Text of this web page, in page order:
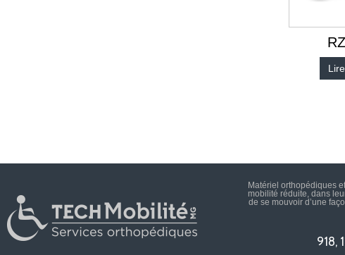
Matériel orthopédiques
mobilité réduite, dans
de se mouvoir d’une
918,